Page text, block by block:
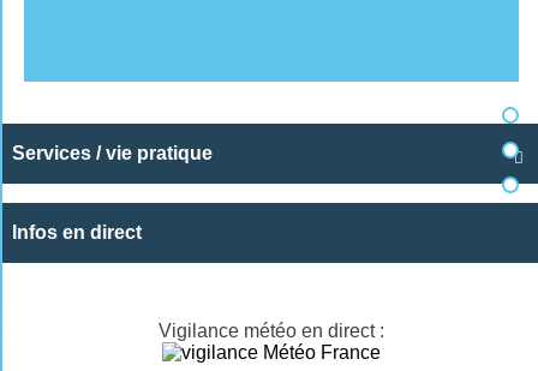

Services / vie pratique
Infos en direct
Vigilance météo en direct :